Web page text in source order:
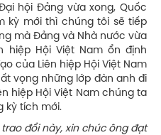
hội Đảng vừa xong, Quốc
kỳ mới thì chúng tôi sẽ tiếp
mà Đảng và Nhà nước vừa
hiệp Hội Việt Nam ổn định
của Liên hiệp Hội Việt Nam
vọng những lớp đàn anh đi
hiệp Hội Việt Nam chúng ta
kỳ tích mới.
đổi này, xin chúc ông đạt